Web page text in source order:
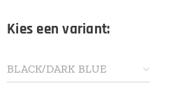
Kies een variant:
BLACK/DARK BLUE